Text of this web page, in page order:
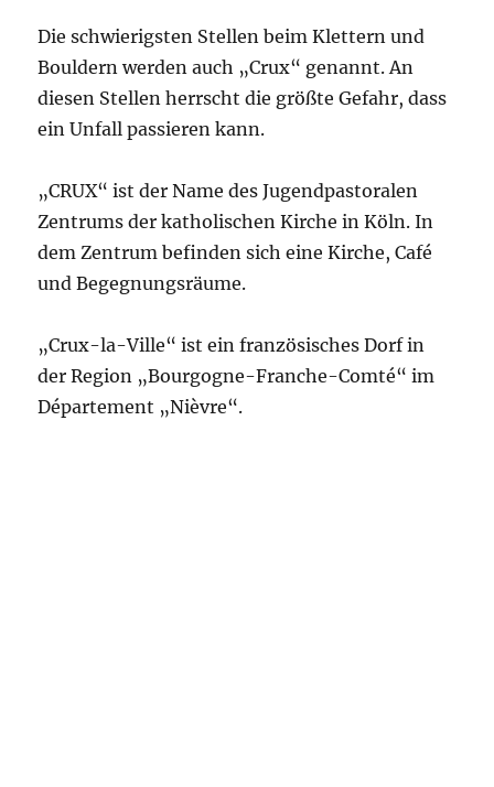
Die schwierigsten Stellen beim Klettern und
Bouldern werden auch „Crux“ genannt. An
diesen Stellen herrscht die größte Gefahr, dass
ein Unfall passieren kann.
„CRUX“ ist der Name des Jugendpastoralen
Zentrums der katholischen Kirche in Köln. In
dem Zentrum befinden sich eine Kirche, Café
und Begegnungsräume.
„Crux-la-Ville“ ist ein französisches Dorf in
der Region „Bourgogne-Franche-Comté“ im
Département „Nièvre“.